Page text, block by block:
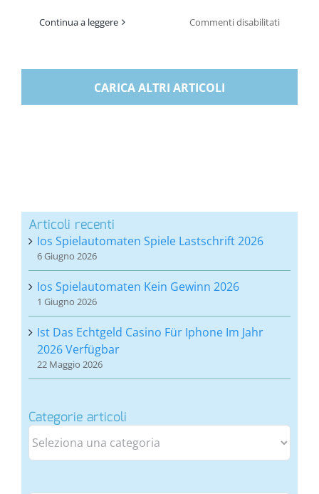
Continua a leggere Commenti disabilitatisu
CARICA ALTRI ARTICOLI
Articoli recenti
Ios Spielautomaten Spiele Lastschrift 2026
6 Giugno 2026
Ios Spielautomaten Kein Gewinn 2026
1 Giugno 2026
Ist Das Echtgeld Casino Für Iphone Im Jahr
2026 Verfügbar
22 Maggio 2026
Categorie articoli
articoli